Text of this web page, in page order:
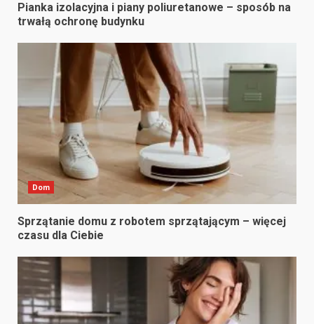
Pianka izolacyjna i piany poliuretanowe – sposób na
trwałą ochronę budynku
Dom
Sprzątanie domu z robotem sprzątającym – więcej
czasu dla Ciebie